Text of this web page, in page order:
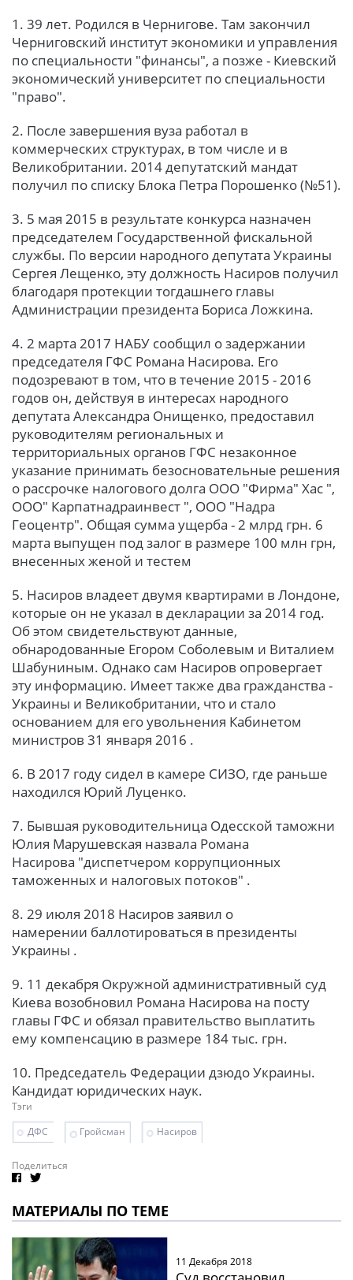
1. 39 лет. Родился в Чернигове. Там закончил
Черниговский институт экономики и управления
по специальности "финансы", а позже - Киевский
экономический университет по специальности
"право".
2. После завершения вуза работал в
коммерческих структурах, в том числе и в
Великобритании. 2014 депутатский мандат
получил по списку Блока Петра Порошенко (№51).
3. 5 мая 2015 в результате конкурса назначен
председателем Государственной фискальной
службы. По версии народного депутата Украины
Сергея Лещенко, эту должность Насиров получил
благодаря протекции тогдашнего главы
Администрации президента Бориса Ложкина.
4. 2 марта 2017 НАБУ сообщил о задержании
председателя ГФС Романа Насирова. Его
подозревают в том, что в течение 2015 - 2016
годов он, действуя в интересах народного
депутата Александра Онищенко, предоставил
руководителям региональных и
территориальных органов ГФС незаконное
указание принимать безосновательные решения
о рассрочке налогового долга ООО "Фирма" Хас ",
ООО" Карпатнадраинвест ", ООО "Надра
Геоцентр". Общая сумма ущерба - 2 млрд грн. 6
марта выпущен под залог в размере 100 млн грн,
внесенных женой и тестем
5. Насиров владеет двумя квартирами в Лондоне,
которые он не указал в декларации за 2014 год.
Об этом свидетельствуют данные,
обнародованные Егором Соболевым и Виталием
Шабуниным. Однако сам Насиров опровергает
эту информацию. Имеет также два гражданства -
Украины и Великобритании, что и стало
основанием для его увольнения Кабинетом
министров 31 января 2016 .
6. В 2017 году сидел в камере СИЗО, где раньше
находился Юрий Луценко.
7. Бывшая руководительница Одесской таможни
Юлия Марушевская назвала Романа
Насирова "диспетчером коррупционных
таможенных и налоговых потоков" .
8. 29 июля 2018 Насиров заявил о
намерении баллотироваться в президенты
Украины .
9. 11 декабря Окружной административный суд
Киева возобновил Романа Насирова на посту
главы ГФС и обязал правительство выплатить
ему компенсацию в размере 184 тыс. грн.
10. Председатель Федерации дзюдо Украины.
Кандидат юридических наук.
Тэги
ДФС
Гройсман Насиров
Поделиться
МАТЕРИАЛЫ ПО ТЕМЕ
11 Декабря 2018